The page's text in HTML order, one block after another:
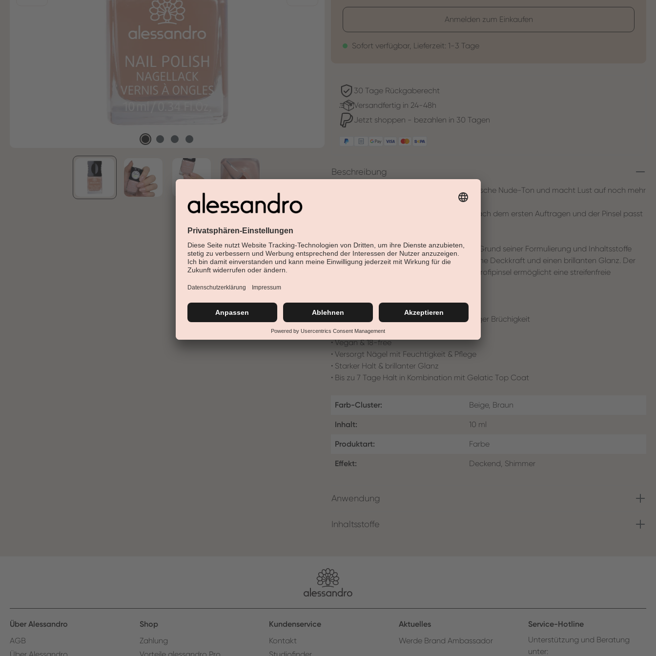
Anmelden zum Einkaufen
Sofort verfügbar, Lieferzeit: 1-3 Tage
30 Tage Rückgaberecht
Versandfertig in 24-48h
Jetzt shoppen - bezahlen in 30 Tagen
Beschreibung
Sündhaft schön ist dieser stilvoll-verführerische Nude-Ton und macht Lust auf noch mehr
Der Farblack in Sinful Glow deckt schon nach dem ersten Auftragen und der Pinsel passt
Nagellack für Kunst- und Naturnägel. Auf Grund seiner Formulierung und Inhaltsstoffe
verfügt dieser Nagellack über eine sehr hohe Deckkraft und einen brillanten Glanz. Der
patentierte Designdeckel und integrierte Profipinsel ermöglicht eine streifenfreie
• Deckende, strahlende Farbe
• Verbesserung der Nageloberfläche, weniger Brüchigkeit
• Sanfte, cremige Textur
• Vegan & 18-free
• Versorgt Nägel mit Feuchtigkeit & Pflege
• Starker Halt & brillanter Glanz
• Bis zu 7 Tage Halt in Kombination mit Gelatic Top Coat
Farb-Cluster: Beige, Braun
Inhalt: 10 ml
Produktart: Farbe
Effekt: Deckend, Shimmer
Anwendung
Inhaltsstoffe
Über Alessandro
AGB
Shop
Zahlung
Kundenservice
Kontakt
Aktuelles
Werde Brand Ambassador
Service-Hotline
Unterstützung und Beratung
unter: